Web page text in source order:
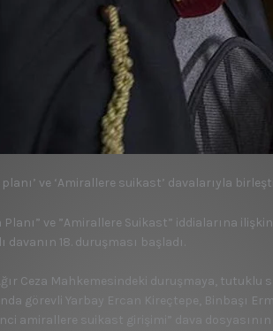
ve ‘Amirallere suikast’ davalarıyla
Planı” ve ”Amirallere Suikast” iddialarına
davanın 18. duruşması başladı.
Ceza Mahkemesindeki duruşmaya, tutuklu
görevli Yarbay Ercan Kireçtepe, Binbaşı
amirallere suikast girişimi” dava